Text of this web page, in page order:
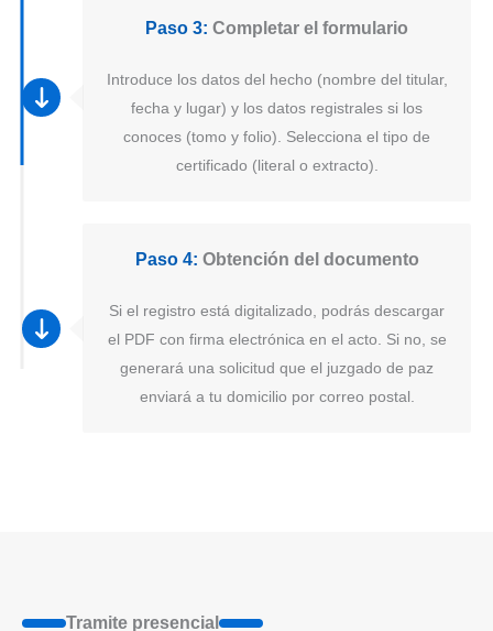
Paso 3: Completar el formulario
Introduce los datos del hecho (nombre del titular,
fecha y lugar) y los datos registrales si los
conoces (tomo y folio). Selecciona el tipo de
certificado (literal o extracto).
Paso 4: Obtención del documento
Si el registro está digitalizado, podrás descargar
el PDF con firma electrónica en el acto. Si no, se
generará una solicitud que el juzgado de paz
enviará a tu domicilio por correo postal.
Tramite presencial